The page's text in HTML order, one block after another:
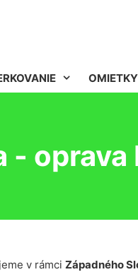
OMIETKY
- oprava
v rámci Západného